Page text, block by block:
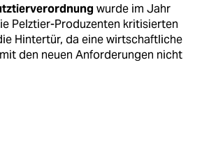
wurde im Jahr
Pelztier-Produzenten kritisierten
Hintertür, da eine wirtschaftliche
den neuen Anforderungen nicht